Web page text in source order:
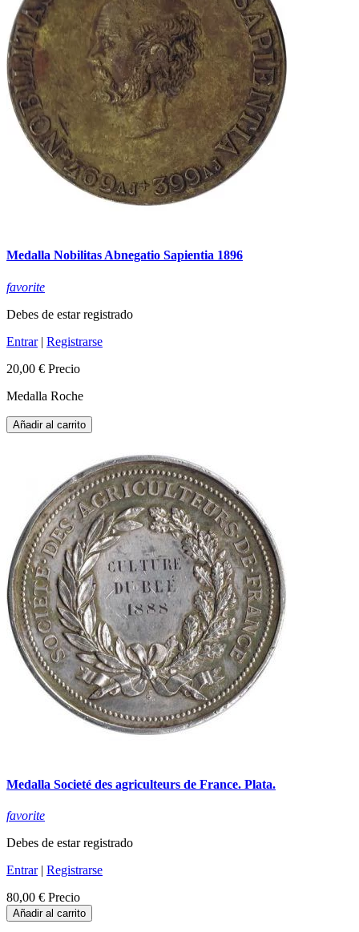
Medalla Nobilitas Abnegatio Sapientia 1896
favorite
Debes de estar registrado
Entrar| Registrarse
20,00 € Precio
Medalla Roche
Añadir al carrito
Medalla Societé des agriculteurs de France. Plata.
favorite
Debes de estar registrado
Entrar| Registrarse
80,00 € Precio
Añadir al carrito